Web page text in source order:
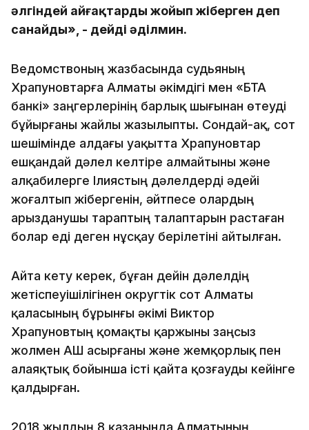
әлгіндей айғақтарды жойып жіберген деп
санайды», - дейді әділмин.
Ведомствоның жазбасында судьяның
Храпуновтарға Алматы әкімдігі мен «БТА
банкі» заңгерлерінің барлық шығынан өтеуді
бұйырғаны жайлы жазылыпты. Сондай-ақ, сот
шешімінде алдағы уақытта Храпуновтар
ешқандай дәлел келтіре алмайтыны және
алқабилерге Ілиястың дәлелдерді әдейі
жоғалтып жібергенін, әйтпесе олардың
арызданушы тараптың талаптарын растаған
болар еді деген нұсқау берілетіні айтылған.
Айта кету керек, бұған дейін дәлелдің
жетіспеуішілігінен округтік сот Алматы
қаласының бұрынғы әкімі Виктор
Храпуновтың қомақты қаржыны заңсыз
жолмен АҚШ асырғаны және жемқорлық пен
алаяқтық бойынша істі қайта қозғауды кейінге
қалдырған.
2018 жылдың 8 қазанында Алматының